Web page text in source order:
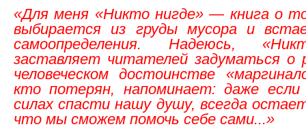
«Для меня «Никто нигде» — книга о
выбирается из груды мусора и
самоопределения. Надеюсь,
заставляет читателей задуматься о
человеческом достоинстве
кто потерян, напоминает: даже
силах спасти нашу душу, всегда
что мы сможем помочь себе сами...»